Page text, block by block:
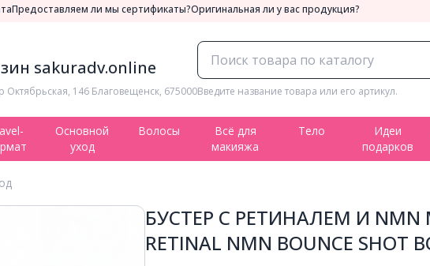
Предоставляем ли мы сертификаты?Оригинальная ли у вас продукция?
sakuradv.online
​Октябрьская, 146 Благовещенск, 675000Введите название товара или его артикул.
Основной
уход
Волосы
Всё для
макияжа
Тело
Идеи
подарков
БУСТЕР С РЕТИНАЛЕМ И NMN
RETINAL NMN BOUNCE SHOT